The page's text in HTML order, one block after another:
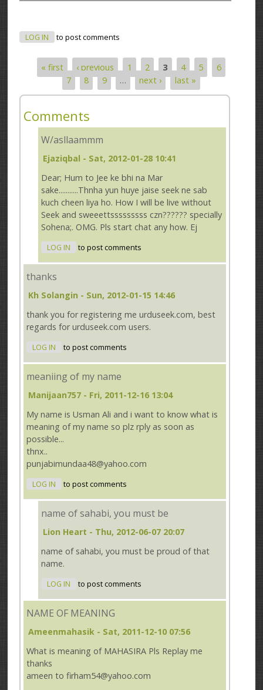
LOG IN to post comments
Pages
« first ‹ previous 1 2 3 4 5
6
7
8 9 … next › last »
Comments
W/asllaammm
Ejaziqbal - Sat, 2012-01-28 10:41
Dear; Hum to Jee ke bhi na Mar
sake...........Thnha yun huye jaise seek ne sab
kuch cheen liya ho. How I will be live without
Seek and sweeettsssssssss czn?????? specially
Sohena;. OMG. Pls start chat any how. Ej
LOG IN to post comments
thanks
Kh Solangin - Sun, 2012-01-15 14:46
thank you for registering me urduseek.com, best
regards for urduseek.com users.
LOG IN to post comments
meaniing of my name
Manijaan757 - Fri, 2011-12-16 13:04
My name is Usman Ali and i want to know what is
meaning of my name so plz rply as soon as
possible...
thnx..
punjabimundaa48@yahoo.com
LOG IN to post comments
name of sahabi, you must be
Lion Heart - Thu, 2012-06-07 20:07
name of sahabi, you must be proud of that
name.
LOG IN to post comments
NAME OF MEANING
Ameenmahasik - Sat, 2011-12-10 07:56
What is meaning of MAHASIRA Pls Replay me
thanks
ameen to firham54@yahoo.com